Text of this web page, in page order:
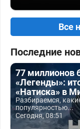
Все
Последние
77 миллионов
«Легенды»:
«Натиска» в
Разбираемся,
популярностью...
Сегодня, 08:51